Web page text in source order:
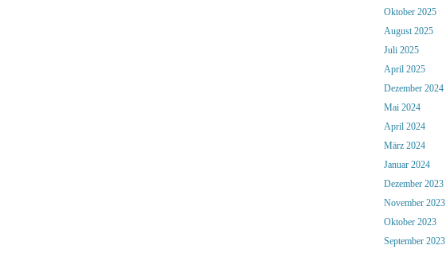
Oktober 2025
August 2025
Juli 2025
April 2025
Dezember 2024
Mai 2024
April 2024
März 2024
Januar 2024
Dezember 2023
November 2023
Oktober 2023
September 2023